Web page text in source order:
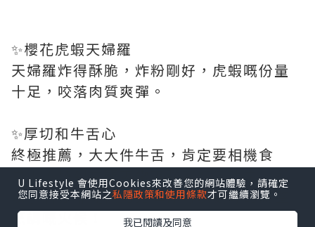
✨櫻花虎蝦天婦羅
天婦羅炸得酥脆，炸粉剛好，虎蝦嘅份量
十足，咬落肉質爽彈。
✨厚切和牛舌心
終極推薦，大大件牛舌，肯定要相機食
先！！燒到中間爽嫩爽彈都好考功夫，所
以小店亦都提供剪刀俾你可以更好的調整
烹調嘅火候！
U Lifestyle 會使用Cookies來改善您的網站體驗，請確定
您同意接受本網站之私隱政策和使用條款才可繼續瀏覽。
我已閱讀及同意